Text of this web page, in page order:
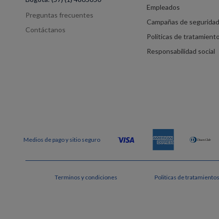
Preguntas frecuentes
Contáctanos
Empleados
Campañas de seguridad
Políticas de
Responsabilidad social
Terminos y condiciones Politicas de